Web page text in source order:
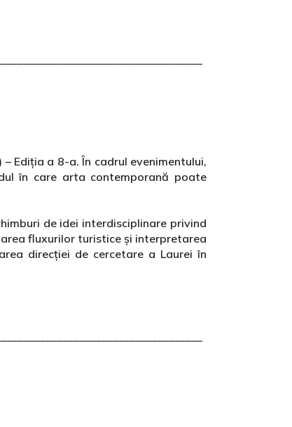
Ediția a 8-a. În cadrul evenimentului,
în care arta contemporană poate
de idei interdisciplinare privind
fluxurilor turistice și interpretarea
direcției de cercetare a Laurei în